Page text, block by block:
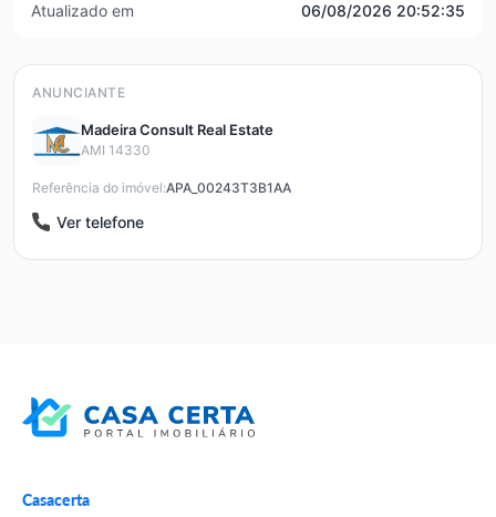
Atualizado em 06/08/2026 20:52:35
ANUNCIANTE
Madeira Consult Real Estate
AMI 14330
Referência do imóvel:APA_00243T3B1AA
Ver telefone
Casacerta